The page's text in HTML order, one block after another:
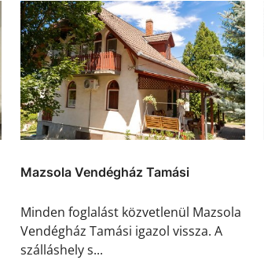
Mazsola Vendégház Tamási
Minden foglalást közvetlenül Mazsola
Vendégház Tamási igazol vissza. A
szálláshely s...